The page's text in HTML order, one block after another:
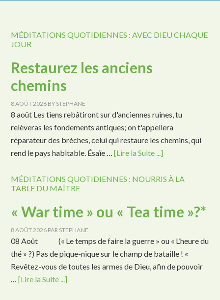
MÉDITATIONS QUOTIDIENNES : AVEC DIEU CHAQUE
JOUR
Restaurez les anciens
chemins
8 AOÛT 2026 BY STEPHANE
8 août Les tiens rebâtiront sur d'anciennes ruines, tu
relèveras les fondements antiques; on t'appellera
réparateur des brèches, celui qui restaure les chemins, qui
rend le pays habitable. Ésaïe …[Lire la Suite ...]
MÉDITATIONS QUOTIDIENNES : NOURRIS À LA
TABLE DU MAÎTRE
« War time » ou « Tea time »?*
8 AOÛT 2026 PAR STEPHANE
08 Août (« Le temps de faire la guerre » ou « L’heure du
thé » ?) Pas de pique-nique sur le champ de bataille ! «
Revêtez-vous de toutes les armes de Dieu, afin de pouvoir
…[Lire la Suite ...]